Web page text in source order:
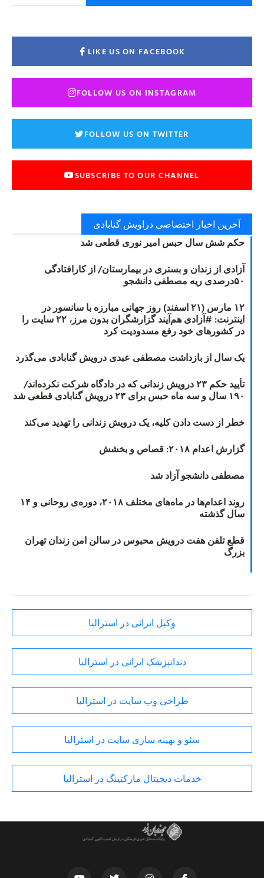
LIKE US ON FACEBOOK
FOLLOW US ON INSTAGRAM
FOLLOW US ON TWITTER
SUBSCRIBE TO OUR CHANNEL
آخرین اخبار اختصاصی دراویش گنابادی
حکم شش سال حبس امیر نوری قطعی شد
آزادی از زندان و بستری در بیمارستان/ از کارافتادگی
۵۰درصدی ریه مصطفی دانشجو
۱۲ مارس (۲۱ اسفند) روز جهانی مبارزه با سانسور در
اینترنت: #آزادی هم‌آیند گزارشگران‌ بدون مرز، ۲۲ سایت را
در کشورهای خود رفع مسدودیت کرد
یک سال از بازداشت مصطفی عبدی درویش گنابادی می‌گذرد
تأیید حکم ۲۳ درویش زندانی که در دادگاه شرکت نکرده‌اند/
۱۹۰ سال و سه ماه حبس برای ۲۳ درویش گنابادی قطعی شد
خطر از دست دادن کلیه، یک درویش زندانی را تهدید می‌کند
گزارش اعدام ۲۰۱۸: قصاص و بخشش
مصطفی دانشجو آزاد شد
روند اعدام‌ها در ماه‌های مختلف ۲۰۱۸، دوره‌ی روحانی و ۱۴
سال گذشته
قطع تلفن هفت درویش محبوس در سالن امن زندان تهران
بزرگ
وکیل ایرانی در استرالیا
دندانپزشک ایرانی در استرالیا
طراحی وب سایت در استرالیا
سئو و بهینه سازی سایت در استرالیا
خدمات دیجیتال مارکتینگ در استرالیا